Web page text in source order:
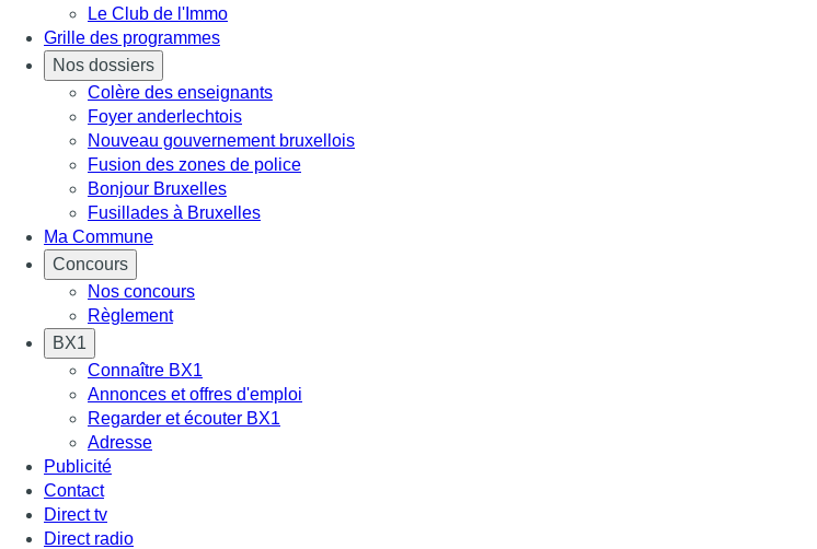
Le Club de l'Immo
Grille des programmes
Nos dossiers
Colère des enseignants
Foyer anderlechtois
Nouveau gouvernement bruxellois
Fusion des zones de police
Bonjour Bruxelles
Fusillades à Bruxelles
Ma Commune
Concours
Nos concours
Règlement
BX1
Connaître BX1
Annonces et offres d'emploi
Regarder et écouter BX1
Adresse
Publicité
Contact
Direct tv
Direct radio